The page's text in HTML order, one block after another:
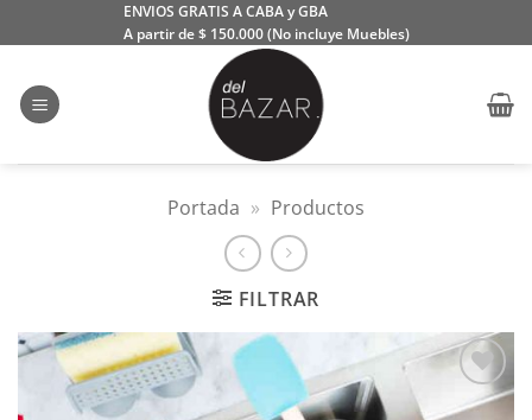
al
ENVIOS GRATIS A CABA y GBA
A partir de $ 150.000 (No incluye Muebles)
Portada » Productos
FILTRAR
Añadir